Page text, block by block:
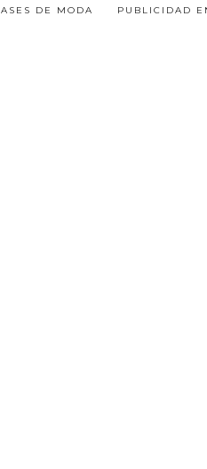
DE MODA PUBLICIDAD